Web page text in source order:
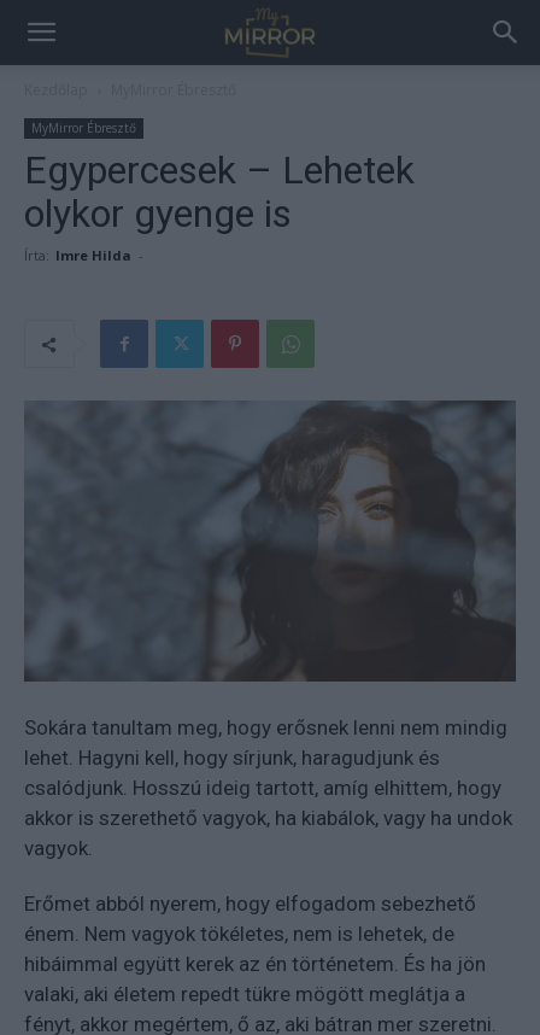
MyMirror Ébresztő
Egypercesek – Lehetek
olykor gyenge is
Írta: Imre Hilda -
Sokára tanultam meg, hogy erősnek lenni nem mindig
lehet. Hagyni kell, hogy sírjunk, haragudjunk és
csalódjunk. Hosszú ideig tartott, amíg elhittem, hogy
akkor is szerethető vagyok, ha kiabálok, vagy ha undok
vagyok.
Erőmet abból nyerem, hogy elfogadom sebezhető
énem. Nem vagyok tökéletes, nem is lehetek, de
hibáimmal együtt kerek az én történetem. És ha jön
valaki, aki életem repedt tükre mögött meglátja a
fényt, akkor megértem, ő az, aki bátran mer szeretni.